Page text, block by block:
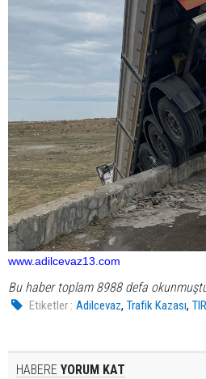
www.adilcevaz13.com
Bu haber toplam 8988 defa
Etiketler : Adilcevaz,Trafik Kazası,
HABERE YORUM KAT